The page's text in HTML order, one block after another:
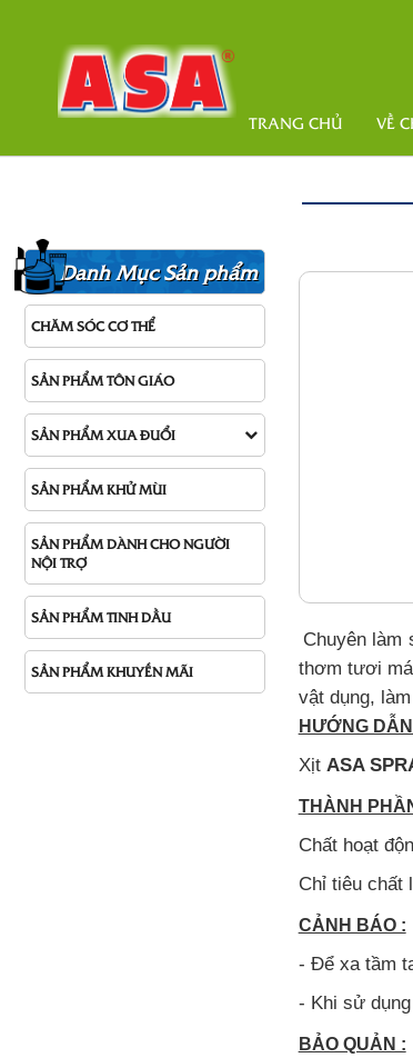
TRANG CHỦ VỀ
Danh Mục Sản phẩm
CHĂM SÓC CƠ THỂ
SẢN PHẨM TÔN GIÁO
SẢN PHẨM XUA ĐUỔI
SẢN PHẨM KHỬ MÙI
SẢN PHẨM DÀNH CHO NGƯỜI
NỘI TRỢ
SẢN PHẨM TINH DẦU
SẢN PHẨM KHUYẾN MÃI
Chuyên làm
thơm tươi
vật dụng,
HƯỚNG
Xịt ASA
THÀNH
Chất hoạt
Chỉ tiêu chất
CẢNH BÁO :
- Để xa tầm
- Khi sử
BẢO QUẢN :